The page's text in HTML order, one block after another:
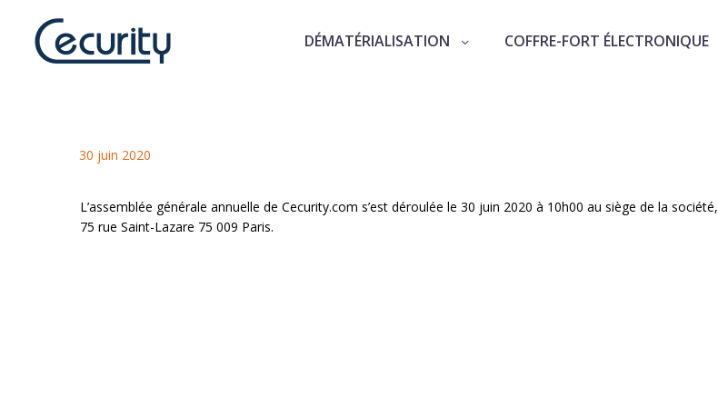
DÉMATÉRIALISATION COFFRE-FORT ÉLECTRONIQUE
Assemblée générale Cecurity.com du 30 juin 2020
30 juin 2020
L’assemblée générale annuelle de Cecurity.com s’est déroulée le 30 juin 2020 à 10h00 au siège de la société,
75 rue Saint-Lazare 75 009 Paris.